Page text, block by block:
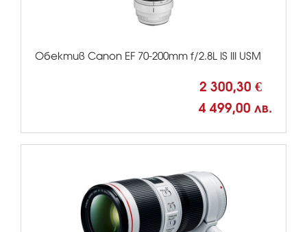
Обектив Canon EF 70-200mm f/2.8L IS III USM
2 300,30 €
4 499,00 лв.